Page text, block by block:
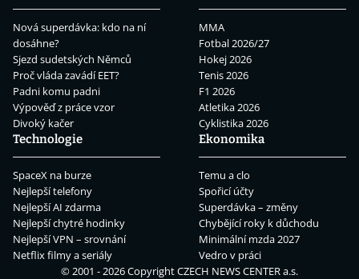
Nová superdávka: kdo na ní
dosáhne?
Sjezd sudetských Němců
Proč vláda zavádí EET?
Padni komu padni
Výpověď z práce vzor
Divoký kačer
MMA
Fotbal 2026/27
Hokej 2026
Tenis 2026
F1 2026
Atletika 2026
Cyklistika 2026
Technologie
SpaceX na burze
Nejlepší telefony
Nejlepší AI zdarma
Nejlepší chytré hodinky
Nejlepší VPN – srovnání
Netflix filmy a seriály
Ekonomika
Temu a clo
Spořicí účty
Superdávka – změny
Chybějící roky k důchodu
Minimální mzda 2027
Vedro v práci
© 2001 - 2026 CopyrightCZECH NEWS CENTER a.s.